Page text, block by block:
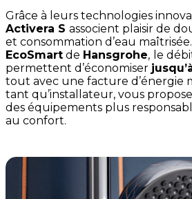
Grâce à leurs technologies
Activera S associent plaisir de
et consommation d’eau
EcoSmart de Hansgrohe, le
permettent d’économiser
tout avec une facture d’énergie
tant qu’installateur, vous
des équipements plus
au confort.